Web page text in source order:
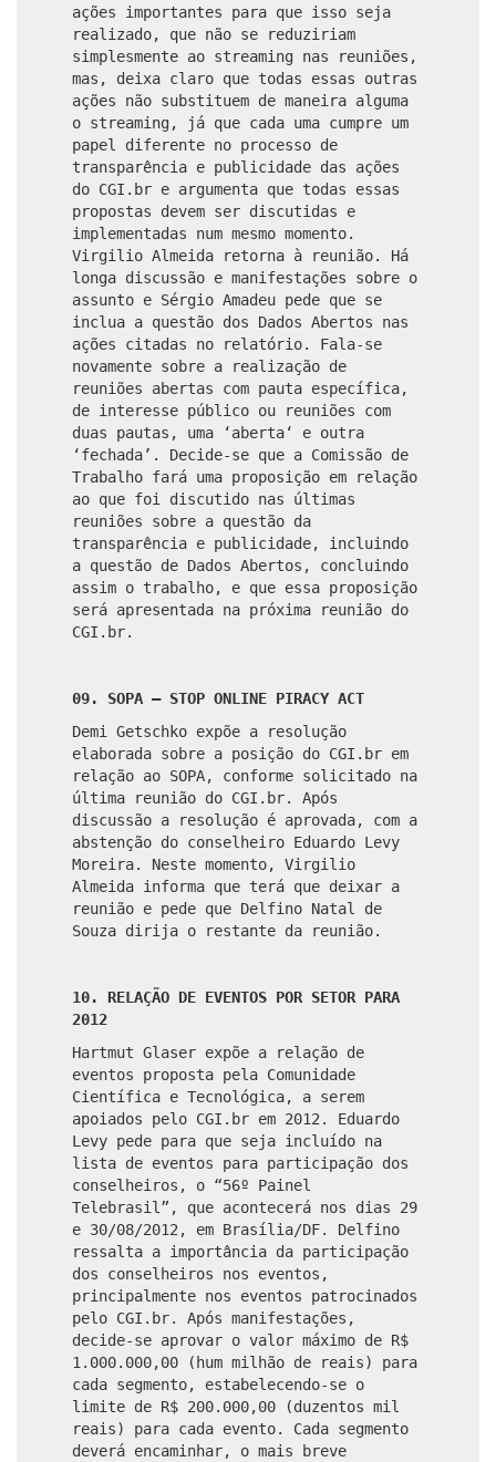
ações importantes para que isso seja
realizado, que não se reduziriam
simplesmente ao streaming nas reuniões,
mas, deixa claro que todas essas outras
ações não substituem de maneira alguma
o streaming, já que cada uma cumpre um
papel diferente no processo de
transparência e publicidade das ações
do CGI.br e argumenta que todas essas
propostas devem ser discutidas e
implementadas num mesmo momento.
Virgilio Almeida retorna à reunião. Há
longa discussão e manifestações sobre o
assunto e Sérgio Amadeu pede que se
inclua a questão dos Dados Abertos nas
ações citadas no relatório. Fala-se
novamente sobre a realização de
reuniões abertas com pauta específica,
de interesse público ou reuniões com
duas pautas, uma ‘aberta‘ e outra
‘fechada’. Decide-se que a Comissão de
Trabalho fará uma proposição em relação
ao que foi discutido nas últimas
reuniões sobre a questão da
transparência e publicidade, incluindo
a questão de Dados Abertos, concluindo
assim o trabalho, e que essa proposição
será apresentada na próxima reunião do
CGI.br.
09. SOPA – STOP ONLINE PIRACY ACT
Demi Getschko expõe a resolução
elaborada sobre a posição do CGI.br em
relação ao SOPA, conforme solicitado na
última reunião do CGI.br. Após
discussão a resolução é aprovada, com a
abstenção do conselheiro Eduardo Levy
Moreira. Neste momento, Virgilio
Almeida informa que terá que deixar a
reunião e pede que Delfino Natal de
Souza dirija o restante da reunião.
10. RELAÇÃO DE EVENTOS POR SETOR PARA
2012
Hartmut Glaser expõe a relação de
eventos proposta pela Comunidade
Científica e Tecnológica, a serem
apoiados pelo CGI.br em 2012. Eduardo
Levy pede para que seja incluído na
lista de eventos para participação dos
conselheiros, o “56º Painel
Telebrasil”, que acontecerá nos dias 29
e 30/08/2012, em Brasília/DF. Delfino
ressalta a importância da participação
dos conselheiros nos eventos,
principalmente nos eventos patrocinados
pelo CGI.br. Após manifestações,
decide-se aprovar o valor máximo de R$
1.000.000,00 (hum milhão de reais) para
cada segmento, estabelecendo-se o
limite de R$ 200.000,00 (duzentos mil
reais) para cada evento. Cada segmento
deverá encaminhar, o mais breve